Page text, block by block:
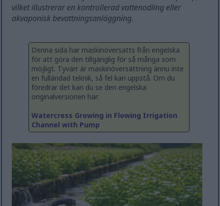
vilket illustrerar en kontrollerad vattenodling eller
akvaponisk bevattningsanläggning.
Denna sida har maskinöversatts från engelska
för att göra den tillgänglig för så många som
möjligt. Tyvärr är maskinöversättning ännu inte
en fulländad teknik, så fel kan uppstå. Om du
föredrar det kan du se den engelska
originalversionen här:
Watercress Growing in Flowing Irrigation
Channel with Pump